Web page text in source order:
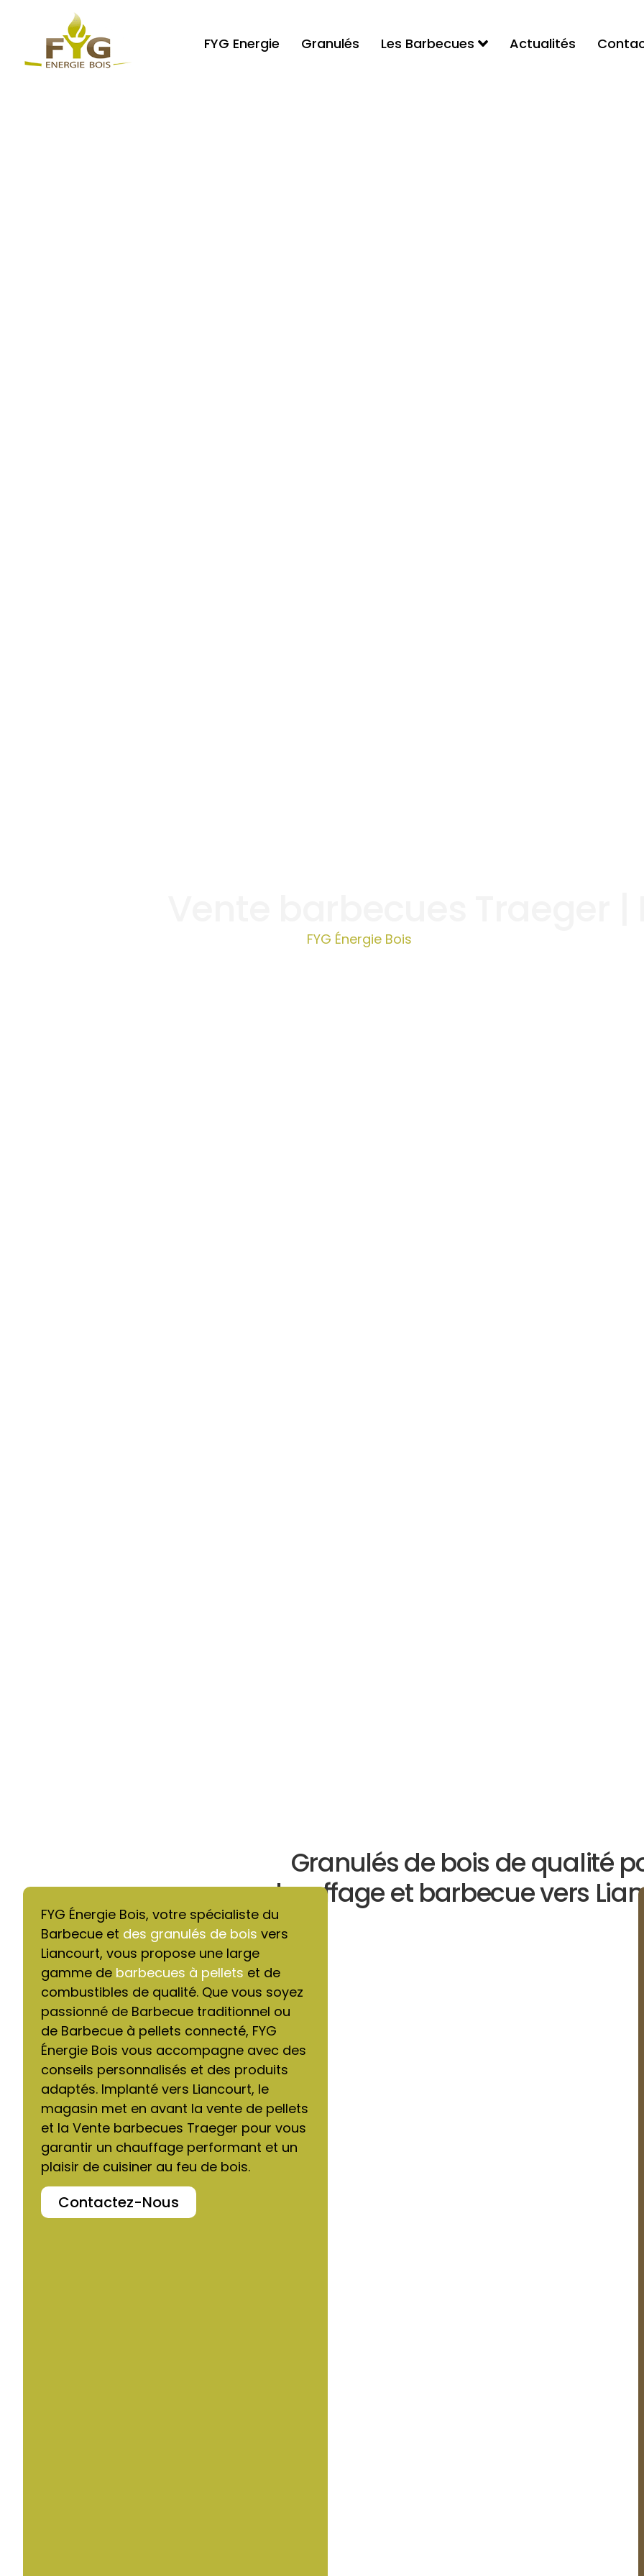
FYG Energie Granulés Les Barbecues Actualités
FYG Énergie Bois
Granulés de bois de qualité
chauffage et barbecue vers
FYG Énergie Bois, votre spécialiste du
Barbecue et des granulés de bois vers
Liancourt, vous propose une large
gamme de barbecues à pellets et de
combustibles de qualité. Que vous soyez
passionné de Barbecue traditionnel ou
de Barbecue à pellets connecté, FYG
Énergie Bois vous accompagne avec des
conseils personnalisés et des produits
adaptés. Implanté vers Liancourt, le
magasin met en avant la vente de pellets
et la Vente barbecues Traeger pour vous
garantir un chauffage performant et un
plaisir de cuisiner au feu de bois.
Contactez-Nous